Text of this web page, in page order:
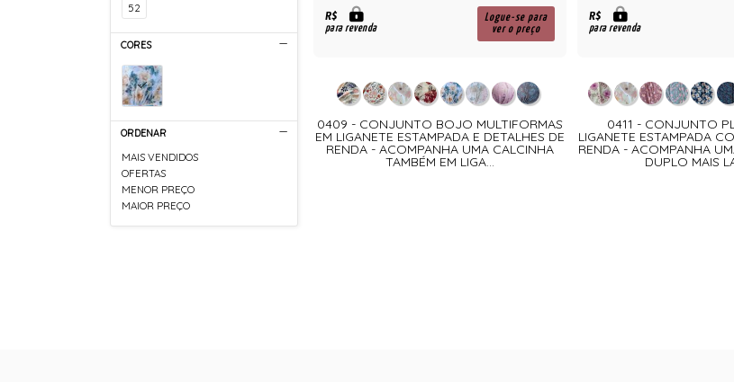
52
CORES
ORDENAR
MAIS VENDIDOS
OFERTAS
MENOR PREÇO
MAIOR PREÇO
R$
para revenda
Logue-se para
ver o preço
0409 - CONJUNTO BOJO MULTIFORMAS
EM LIGANETE ESTAMPADA E DETALHES DE
RENDA - ACOMPANHA UMA CALCINHA
TAMBÉM EM LIGA...
R$
para revenda
0411 - CONJUNTO
LIGANETE ESTAMPADA
RENDA - ACOMPANHA
DUPLO MAIS